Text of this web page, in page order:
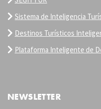
Sistema de Inteligencia
Destinos Turísticos
Plataforma Inteligente de
NEWSLETTER